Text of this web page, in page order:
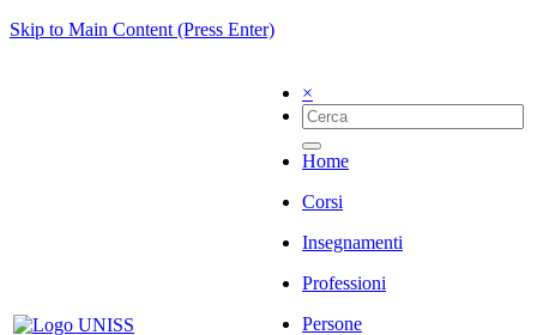
Skip to Main Content (Press Enter)
×
Home
Corsi
Insegnamenti
Professioni
Persone